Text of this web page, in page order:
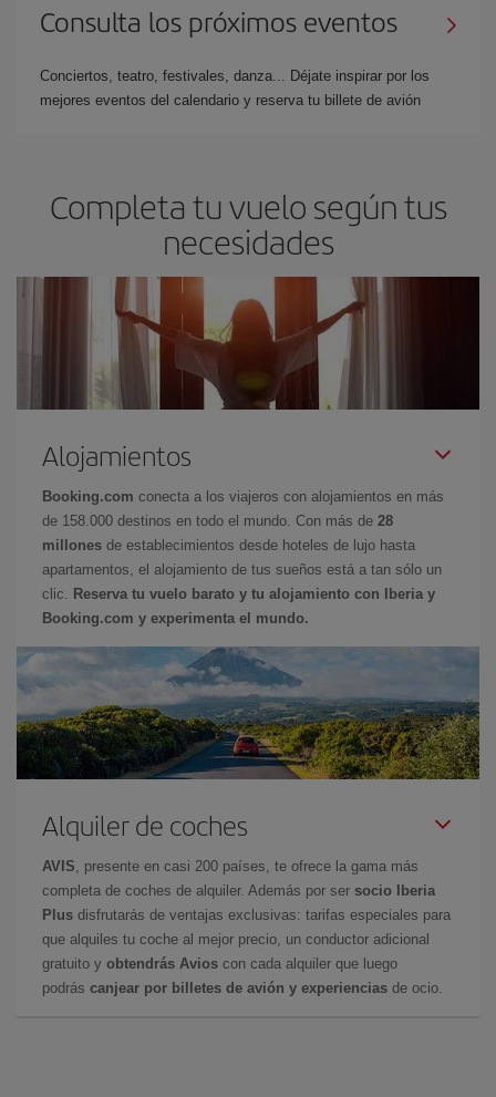
Consulta los próximos eventos
Conciertos, teatro, festivales, danza... Déjate inspirar por los
mejores eventos del calendario y reserva tu billete de avión
Completa tu vuelo según tus
necesidades
Alojamientos
Booking.com conecta a los viajeros con alojamientos en más
de 158.000 destinos en todo el mundo. Con más de 28
millones de establecimientos desde hoteles de lujo hasta
apartamentos, el alojamiento de tus sueños está a tan sólo un
clic.
Reserva tu vuelo barato y tu alojamiento con Iberia y
Booking.com y experimenta el mundo.
Alquiler de coches
AVIS , presente en casi 200 países, te ofrece la gama más
completa de coches de alquiler. Además por ser socio Iberia
Plus disfrutarás de ventajas exclusivas: tarifas especiales para
que alquiles tu coche al mejor precio, un conductor adicional
gratuito y obtendrás Avios con cada alquiler que luego
podrás canjear por billetes de avión y experiencias de ocio.